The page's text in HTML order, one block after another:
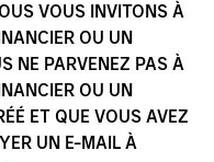
VOUS INVITONS À
OU UN
NE PARVENEZ PAS À
OU UN
ET QUE VOUS AVEZ
UN E-MAIL À